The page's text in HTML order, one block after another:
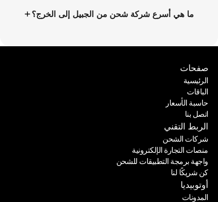
ما هي أسرع شركة شحن من الجبيل إلى الخرج؟ +
صفحات
الرئيسية
الرئيسية
الباقات
الباقات
حاسبة الأسعار
حاسبة الأسعار
اتصل بنا
اتصل بنا
الربط التقني
شركات الشحن
شركات الشحن
منصات التجارة الإلكترونية
منصات التجارة الإلكترونية
واجهة برمجة التطبيقات للشحن
واجهة برمجة التطبيقات للشحن
كن شريكًا لنا
كن شريكًا لنا
أوتوبيديا
المدونات